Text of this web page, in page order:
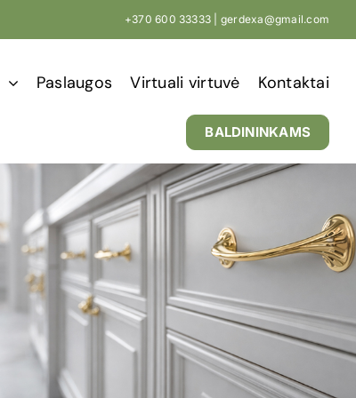
+370 600 33333 | gerdexa@gmail.com
Paslaugos Virtuali virtuvė Kontaktai
BALDININKAMS